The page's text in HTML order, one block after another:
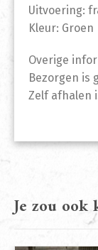
Uitvoering:
Kleur: Groen
Overige
Bezorgen is
Zelf afhalen
Je zou